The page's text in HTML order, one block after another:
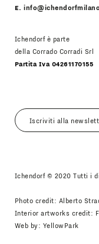
E.
Ichendorf è parte
della Corrado Corradi Srl
Partita Iva 04261170155
Ichendorf © 2020 Tutti i
Photo credit: Alberto
Interior artworks credit:
Web by: YellowPark